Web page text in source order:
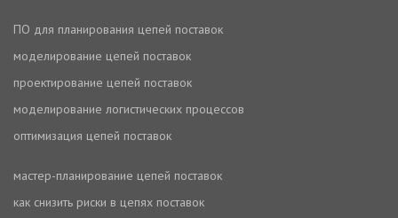
ПО для планирования цепей поставок
моделирование цепей поставок
проектирование цепей поставок
моделирование логистических процессов
оптимизация цепей поставок
мастер-планирование цепей поставок
как снизить риски в цепях поставок